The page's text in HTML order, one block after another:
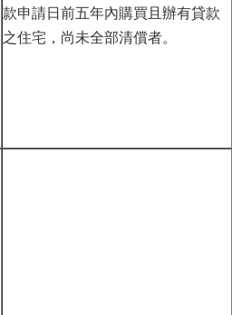
款申請日前五年內購買且辦有貸款
之住宅，尚未全部清償者。